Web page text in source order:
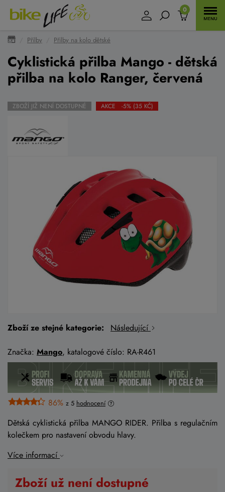
0
Přilby Přilby na kolo dětské
Cyklistická přilba Mango - dětská
přilba na kolo Ranger, červená
ZBOŽÍ JIŽ NENÍ DOSTUPNÉ AKCE -5% (35 KČ)
Zboží ze stejné kategorie: Následující
Značka: Mango, katalogové číslo: RA-R461
86% z 5 hodnocení
Dětská cyklistická přilba MANGO RIDER. Přilba s regulačním
kolečkem pro nastavení obvodu hlavy.
Více informací
Zboží už není dostupné